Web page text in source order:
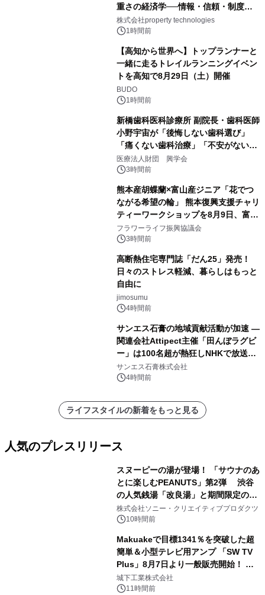
重さの経済学──情報・信頼・制度を
PropTechはどう組み替えるか）｜
PropTech-Lab
株式会社property technologies
1時間前
【高知から世界へ】トップランナーと
一緒に走るトレイルランニングイベン
トを高知で8月29日（土）開催
BUDO
1時間前
新橋歯科医科診療所 副院長・歯科医師
小野宇宙が「後悔しない歯科選び」
「痛くない歯科治療」「不安がない治
療計画」をテーマに専門監修
医療法人財団 興学会
3時間前
熊本産胡蝶蘭×富山産ジニア「花でつ
ながる希望の輪」 熊本復興支援チャリ
ティーワークショップを8月9日、富
山・射水で開催
フラワーライフ振興協議会
3時間前
高断熱住宅専門誌「だん25」発売！
日々のストレス軽減、暮らしはもっと
自由に
jimosumu
4時間前
サンエス石膏の地域貢献活動が加速 ―
関連会社Attipect主催「田んぼラグビ
ー」は100名超が熱狂しNHKで放送さ
れました。
サンエス石膏株式会社
4時間前
ライフスタイルの新着をもっと見る
人気のプレスリリース
スヌーピーの湯が登場！ 「サウナのあ
とに楽しむPEANUTS」第2弾 渋谷
の人気銭湯「改良湯」と期間限定のコ
ラボレーション サウナイキタイコラ
ボグッズも発売決定！
株式会社ソニー・クリエイティブプロダクツ
10時間前
Makuakeで目標1341％を突破した超
簡単＆小型テレビ用アンプ 「SW TV
Plus」8月7日より一般販売開始！ ケ
ーブル1本つなぐだけ、テレビの音が
ぐっと豊かに
城下工業株式会社
11時間前